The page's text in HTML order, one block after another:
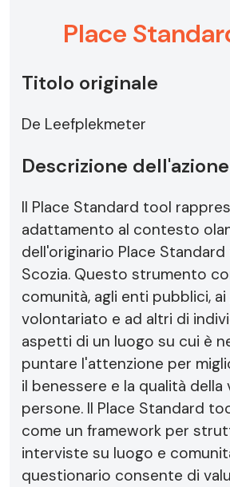
Place
Titolo originale
De Leefplekmeter
Descrizione dell'azione
Il Place Standard tool
adattamento al contesto
dell'originario Place
Scozia. Questo strumento
comunità, agli enti pubblici,
volontariato e ad altri di
aspetti di un luogo su cui è
puntare l'attenzione per
il benessere e la qualità della
persone. Il Place Standard
come un framework per
interviste su luogo e
questionario consente di